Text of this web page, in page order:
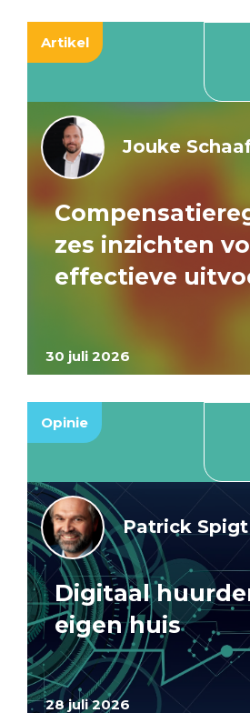
Artikel
30 juli 2026
Jouke
zes inzichten
effectieve
Opinie
28 juli 2026
Patrick Spigt
Digitaal
eigen huis